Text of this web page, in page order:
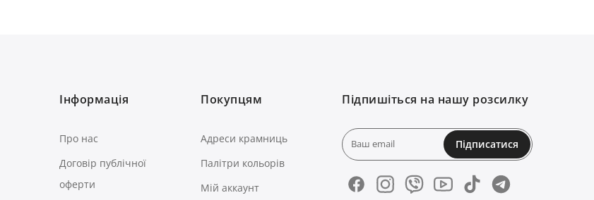
Інформація
Про нас
Договір публічної
оферти
Покупцям
Адреси крамниць
Палітри кольорів
Мій аккаунт
Підпишіться на нашу розсилку
Підписатися